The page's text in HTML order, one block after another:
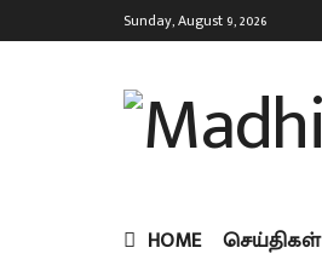
Sunday, August 9, 2026
HOME செய்திகள்